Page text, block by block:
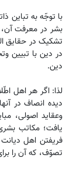
با توجّه به تباین
بشر در معرفت آن،
تشکیک در حقایق
در دین با تبیین
دین.
لذا: اگر هر اهل
دیده انصاف در
وعقاید اصولی،
یافت؛ مکاتب
فریفتن اهل
تصوّف، که آن را